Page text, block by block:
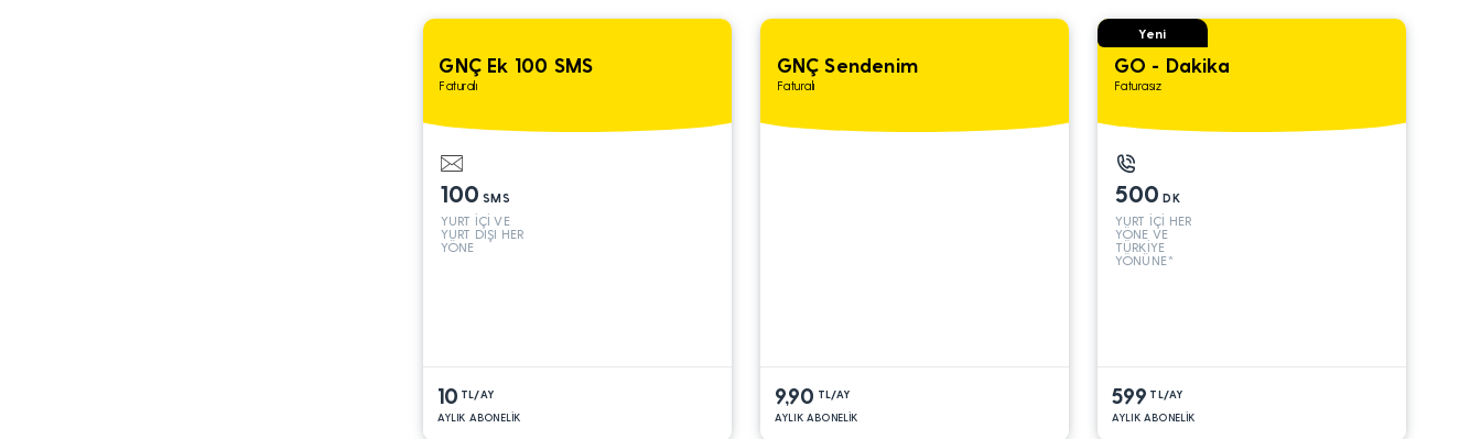
GNÇ Ek 100 SMS
Faturalı
100 SMS
YURT İÇİ VE
YURT DIŞI HER
YÖNE
10 TL/AY
AYLIK ABONELİK
GNÇ Sendenim
Faturalı
9,90 TL/AY
AYLIK ABONELİK
Yeni
GO - Dakika
Faturasız
500 DK
YURT İÇİ HER
YÖNE VE
TÜRKİYE
YÖNÜNE*
599 TL/AY
AYLIK ABONELİK